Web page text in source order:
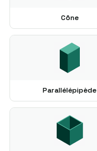
Cône
Parallélépipède